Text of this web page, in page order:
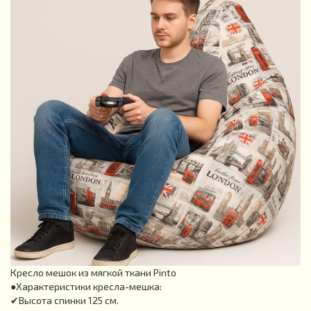
Кресло мешок из мягкой ткани Pinto
●Характеристики кресла-мешка:
✔Высота спинки 125 см.